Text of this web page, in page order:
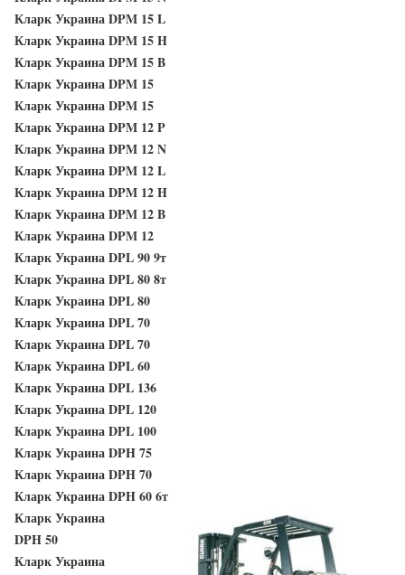
Кларк Украина DPM 15 L
Кларк Украина DPM 15 H
Кларк Украина DPM 15 B
Кларк Украина DPM 15
Кларк Украина DPM 15
Кларк Украина DPM 12 P
Кларк Украина DPM 12 N
Кларк Украина DPM 12 L
Кларк Украина DPM 12 H
Кларк Украина DPM 12 B
Кларк Украина DPM 12
Кларк Украина DPL 90 9т
Кларк Украина DPL 80 8т
Кларк Украина DPL 80
Кларк Украина DPL 70
Кларк Украина DPL 70
Кларк Украина DPL 60
Кларк Украина DPL 136
Кларк Украина DPL 120
Кларк Украина DPL 100
Кларк Украина DPH 75
Кларк Украина DPH 70
Кларк Украина DPH 60 6т
Кларк Украина
DPH 50
Кларк Украина